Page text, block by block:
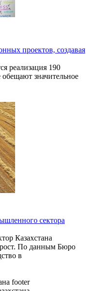
проектов, создавая
реализация 190
значительное
сектора
Казахстана
По данным Бюро
в